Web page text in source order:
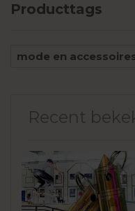
Producttags
mode en
Recent